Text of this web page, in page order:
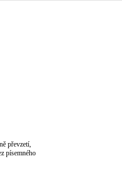
převzetí,
písemného